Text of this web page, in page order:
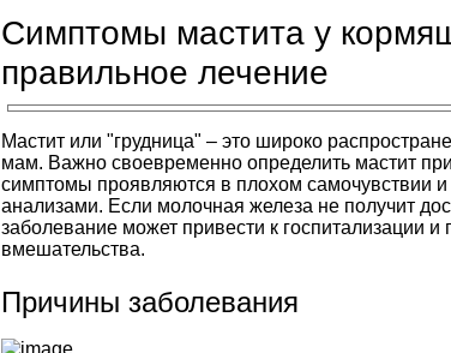
Симптомы мастита у
правильное лечение
Мастит или "грудница" – это широко
мам. Важно своевременно определить мастит
симптомы проявляются в плохом самочувствии
анализами. Если молочная железа не получит
заболевание может привести к госпитализации и
вмешательства.
Причины заболевания